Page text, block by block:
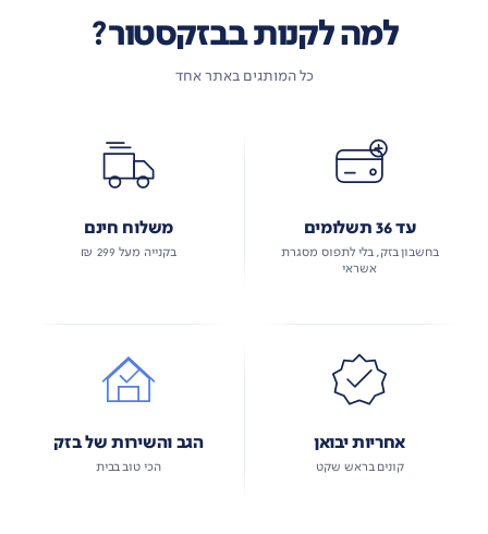
למה לקנות בבזקסטור?
כל המותגים באתר אחד
עד 36 תשלומים
בחשבון בזק, בלי לתפוס מסגרת
אשראי
משלוח חינם
בקנייה מעל 299 ₪
אחריות יבואן
קונים בראש שקט
הגב והשירות של בזק
הכי טוב בבית